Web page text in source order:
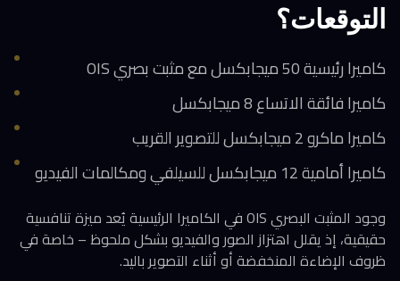
التوقعات؟
كاميرا رئيسية 50 ميجابكسل مع مثبت بصري OIS
كاميرا فائقة الاتساع 8 ميجابكسل
كاميرا ماكرو 2 ميجابكسل للتصوير القريب
كاميرا أمامية 12 ميجابكسل للسيلفي ومكالمات الفيديو
وجود المثبت البصري OIS في الكاميرا الرئيسية يُعد ميزة تنافسية
حقيقية، إذ يقلل اهتزاز الصور والفيديو بشكل ملحوظ – خاصة في
ظروف الإضاءة المنخفضة أو أثناء التصوير باليد.